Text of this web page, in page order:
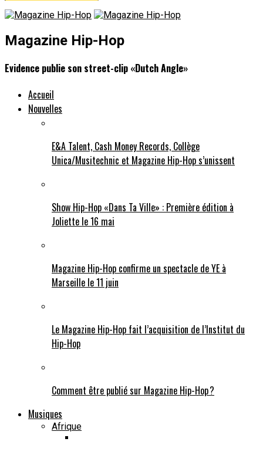
Magazine Hip-Hop
Evidence publie son street-clip «Dutch Angle»
Accueil
Nouvelles
E&A Talent, Cash Money Records, Collège
Unica/Musitechnic et Magazine Hip-Hop s’unissent
Show Hip-Hop «Dans Ta Ville» : Première édition à
Joliette le 16 mai
Magazine Hip-Hop confirme un spectacle de YE à
Marseille le 11 juin
Le Magazine Hip-Hop fait l’acquisition de l’Institut du
Hip-Hop
Comment être publié sur Magazine Hip-Hop ?
Musiques
Afrique